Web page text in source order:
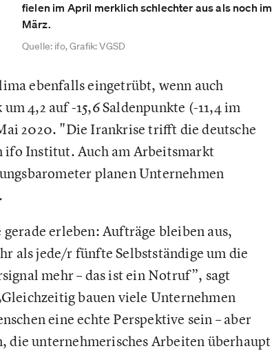
fielen im April merklich schlechter aus als noch im
März.
Quelle: ifo, Grafik: VGSD
ebenfalls eingetrübt, wenn auch
4,2 auf -15,6 Saldenpunkte (-11,4 im
2020. "Die Irankrise trifft die deutsche
ifo Institut. Auch am Arbeitsmarkt
planen Unternehmen
erleben: Aufträge bleiben aus,
als jede/r fünfte Selbstständige um die
mehr – das ist ein Notruf”, sagt
bauen viele Unternehmen
eine echte Perspektive sein – aber
die unternehmerisches Arbeiten überhaupt